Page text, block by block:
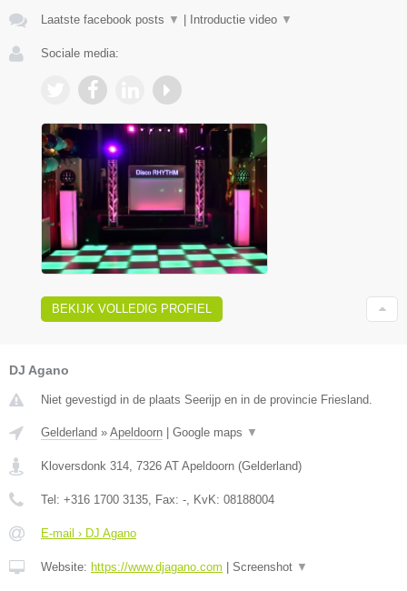
Laatste facebook posts ▼ Introductie video ▼
Sociale media:
BEKIJK VOLLEDIG PROFIEL
DJ Agano
Niet gevestigd in de plaats Seerijp en in de provincie Friesland.
Gelderland » Apeldoorn | Google maps ▼
Kloversdonk 314 7326 AT Apeldoorn (Gelderland)
Tel: +316 1700 3135 , Fax: - , KvK: 08188004
E-mail › DJ Agano
Website: https://www.djagano.com | Screenshot ▼